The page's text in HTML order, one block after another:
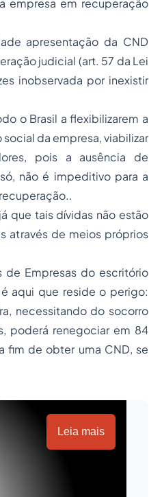
empresa em recuperação
apresentação da CND
judicial (art. 57 da Lei
inobservada por inexistir
o Brasil a flexibilizarem a
da empresa, viabilizar
pois a ausência de
não é impeditivo para a
que tais dívidas não estão
através de meios próprios
de Empresas do escritório
aqui que reside o perigo:
necessitando do socorro
poderá renegociar em 84
fim de obter uma CND, se
Leia mais